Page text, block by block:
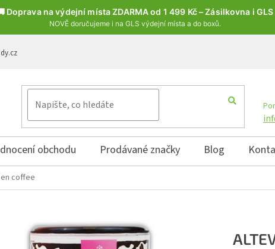
Doprava na výdejní místa ZDARMA od 1 499 Kč – Zásilkovna i GLS
NOVĚ doručujeme i na GLS výdejní místa a do boxů.
obchodu Prodávané značky Blog
coffee